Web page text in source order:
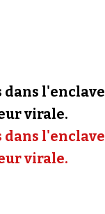
l'enclave
virale.
l'enclave
virale.